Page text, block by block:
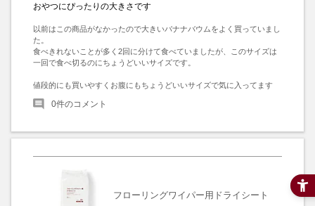
おやつにぴったりの大きさです
以前はこの商品がなかったので大きいバナナバウムをよく買っていまし
た。
食べきれないことが多く2回に分けて食べていましたが、このサイズは
一回で食べ切るのにちょうどいいサイズです。
値段的にも買いやすくお腹にもちょうどいいサイズで気に入ってます
0件のコメント
フローリングワイパー用ドライシート